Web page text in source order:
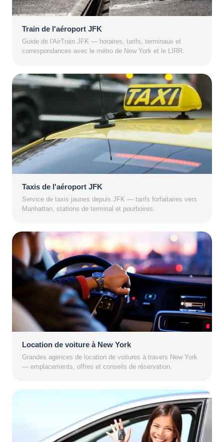
Train de l'aéroport JFK
Guide de l'AirTrain JFK — horaires, tarifs, terminaux et
correspondances avec le métro de New York et le LIRR.
Taxis de l'aéroport JFK
Service de taxis jaunes depuis JFK — tarifs forfaitaires vers
Manhattan, stations de terminal et pourboires.
Location de voiture à New York
Grandes agences de location de voitures à travers New York
— emplacements, offres et conseils de réservation.